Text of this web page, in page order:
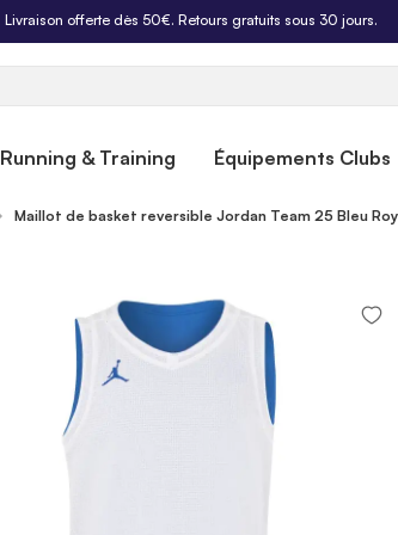
Livraison offerte dès 50€. Retours gratuits sous 30 jours.
Running & Training Équipements Clubs
Maillot de basket reversible Jordan Team 25 Bleu